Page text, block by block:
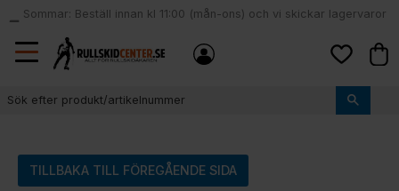
Meny
local_shipping
Sommar: Beställ innan kl 11:00 (mån-ons) och vi skickar lagervaror
samma dag
TILLBAKA TILL FÖREGÅENDE SIDA